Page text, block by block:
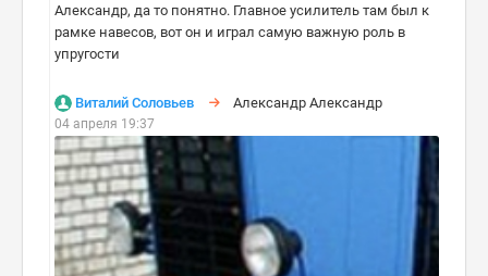
Александр, да то понятно. Главное усилитель там был к
рамке навесов, вот он и играл самую важную роль в
упругости
Виталий Соловьев Александр Александр
04 апреля 19:37